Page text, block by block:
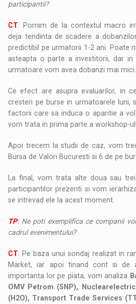
participantii?
CT: Pornim de la contextul macro
deja tendinta de scadere a
predictibil pe urmatorii 1-2 ani. Poate
asteapta o parte a investitorii, dar
urmatoare vom avea dobanzi mai mici.
Ce efect are asupra evaluarilor, in
cresteri pe burse in urmatoarele luni,
factorii care sa induca o aparitie a
vom trata in prima parte a workshop-
Apoi trecem la studii de caz, vom
Bursa de Valori Bucuresti si 6 de pe
La final, vom trata alte doua sau
participantilor prezenti si vom
se intrevad ele la acest moment.
TP: Ne poti exemplifica ce companii
cadrul evenimentului?
CT: Pe baza unui sondaj realizat in
Market, iar apoi tinand cont si de
importanta lor pe piata, vom analiza
OMV Petrom (SNP),
(H2O), Transport Trade Services